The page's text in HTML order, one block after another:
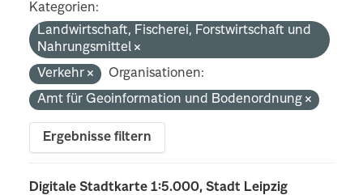
Kategorien:
Landwirtschaft, Fischerei, Forstwirtschaft und
Nahrungsmittel
Verkehr
Organisationen:
Amt für Geoinformation und Bodenordnung
Ergebnisse filtern
Digitale Stadtkarte 1:5.000, Stadt Leipzig